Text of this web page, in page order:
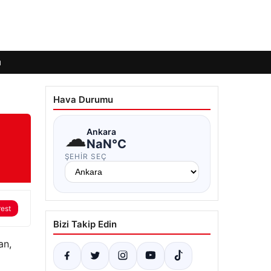
Hava Durumu
☁Ankara
NaN°C
ŞEHIR SEÇ
Bizi Takip Edin